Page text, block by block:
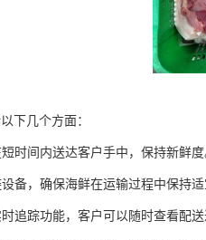
下几个方面：
时间内送达客户手中，保持新鲜度
备，确保海鲜在运输过程中保持适
追踪功能，客户可以随时查看配送